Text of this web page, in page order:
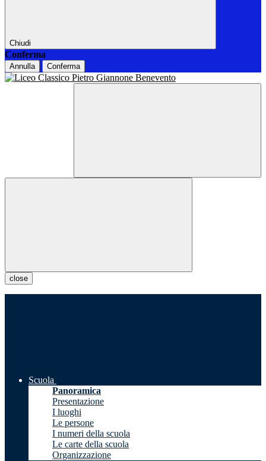
Chiudi
Conferma
Annulla Conferma
close
Scuola
Panoramica
Presentazione
I luoghi
Le persone
I numeri della scuola
Le carte della scuola
Organizzazione